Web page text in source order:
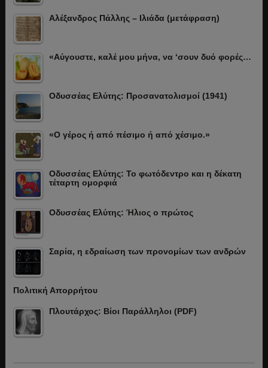
Αλέξανδρος Πάλλης – Ιλιάδα (μετάφραση)
«Αύγουστε, καλέ μου μήνα, να ‘σουν δυό φορές…
Οδυσσέας Ελύτης: Προσανατολισμοί (1941)
«Ο γέρος ή από πέσιμο ή από χέσιμο.»
Οδυσσέας Ελύτης: Το φωτόδεντρο και η δέκατη
τέταρτη ομορφιά
Οδυσσέας Ελύτης: Ήλιος ο πρώτος
Σαρία, η εδραίωση των προνομίων των ανδρών
Πολιτική Απορρήτου
Πλουτάρχος: Βίοι Παράλληλοι (PDF)